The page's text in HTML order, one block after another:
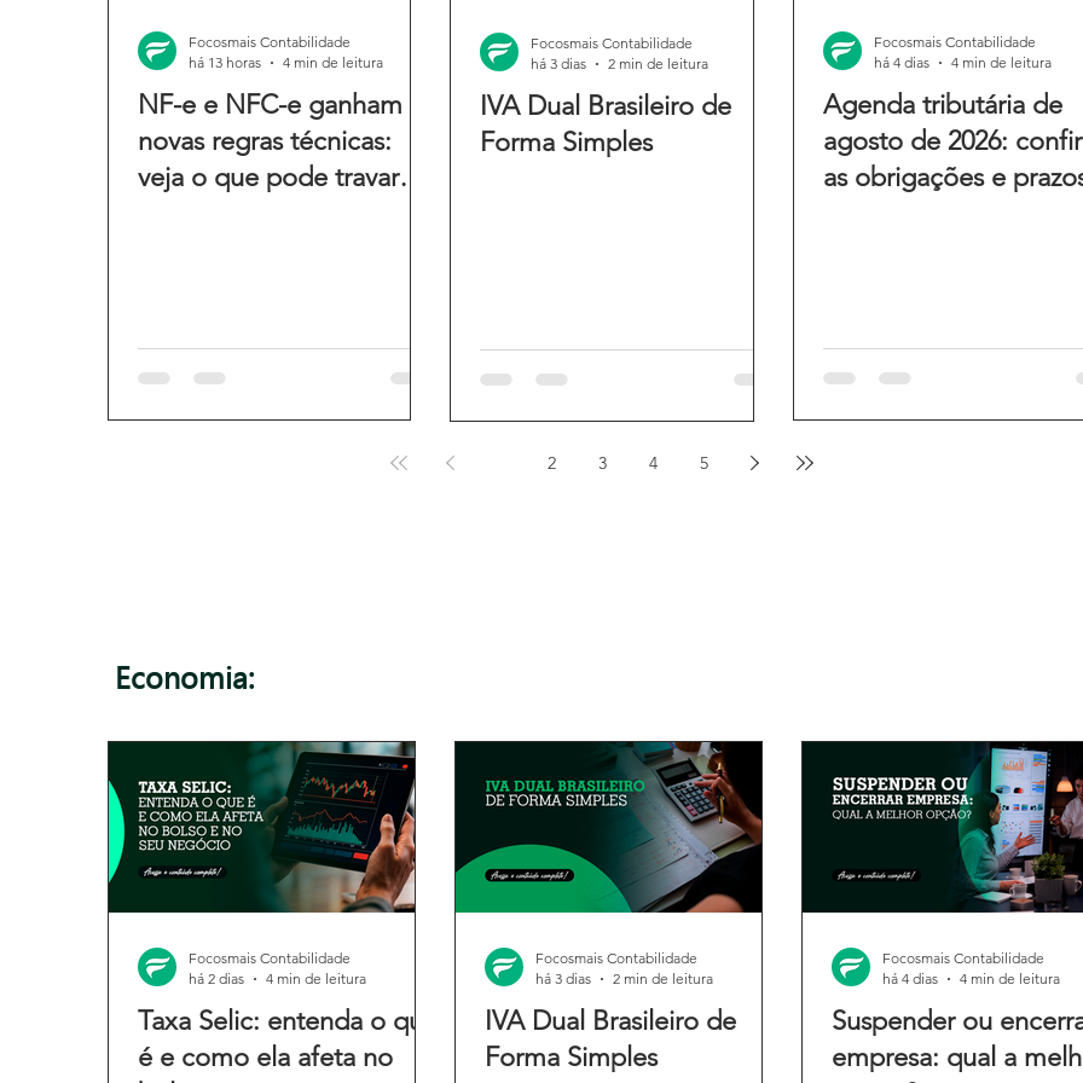
NF-e e NFC-e ganham
novas regras técnicas:
veja o que pode travar
Focosmais Contabilidade
há 13 horas
4 min de leitura
IVA Dual Brasileiro de
Forma Simples
Focosmais Contabilidade
há 3 dias
2 min de leitura
Agenda tributária de
agosto de 2026:
as obrigações e
Focosmais Contabilidade
há 4 dias
4 min de leitura
2 3 4 5
Economia:
Taxa Selic: entenda o que
é e como ela afeta no
Focosmais Contabilidade
há 2 dias
4 min de leitura
IVA Dual Brasileiro de
Forma Simples
Focosmais Contabilidade
há 3 dias
2 min de leitura
Suspender ou
empresa: qual a
Focosmais Contabilidade
há 4 dias
4 min de leitura